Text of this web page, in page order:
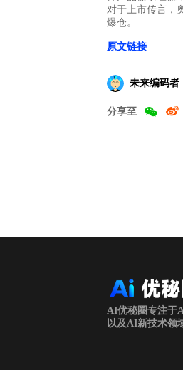
对于上市传言，
爆仓。
原文链接
未来编码者
分享至
AI优秘圈专注于
以及AI新技术领